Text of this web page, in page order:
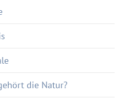
die Natur?